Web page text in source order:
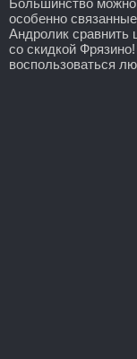
особенно
Андролик сравнить
со скидкой
воспользоваться